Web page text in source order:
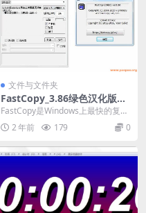
文件与文件夹
FastCopy_3.86绿色汉化版X3
2&X64 By 杨子-大文件复制工
具-最快的复制软件
FastCopy是Windows上最快的复制
软件。 Fastcopy是一个Win...
2 年前 179 0